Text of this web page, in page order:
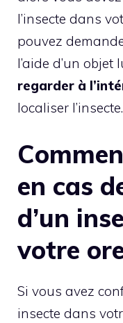
l’insecte dans
pouvez
l’aide d’un
regarder à
localiser l’insecte.
en cas
d’un
votre
Si vous avez
insecte dans